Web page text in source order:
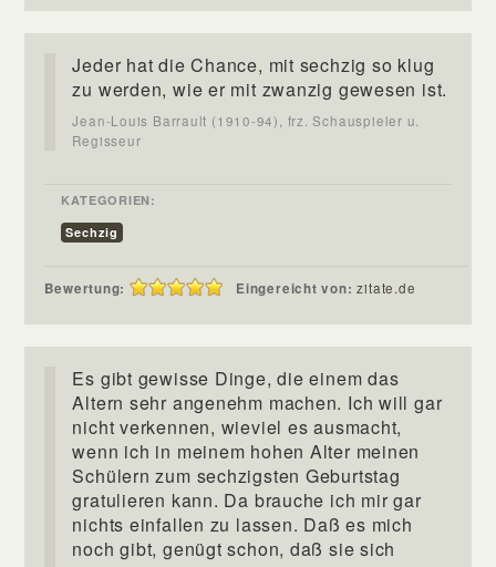
Jeder hat die Chance, mit sechzig so klug
zu werden, wie er mit zwanzig gewesen ist.
Jean-Louis Barrault (1910-94), frz. Schauspieler u.
Regisseur
KATEGORIEN:
Sechzig
Bewertung: Eingereicht von:zitate.de
Es gibt gewisse Dinge, die einem das
Altern sehr angenehm machen. Ich will gar
nicht verkennen, wieviel es ausmacht,
wenn ich in meinem hohen Alter meinen
Schülern zum sechzigsten Geburtstag
gratulieren kann. Da brauche ich mir gar
nichts einfallen zu lassen. Daß es mich
noch gibt, genügt schon, daß sie sich